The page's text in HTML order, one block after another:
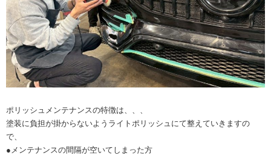
ポリッシュメンテナンスの特徴は、、、
塗装に負担が掛からないようライトポリッシュにて整えていきますの
で、
●メンテナンスの間隔が空いてしまった方